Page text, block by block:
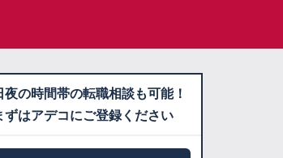
夜の時間帯の転職相談も可能！
ずはアデコにご登録ください